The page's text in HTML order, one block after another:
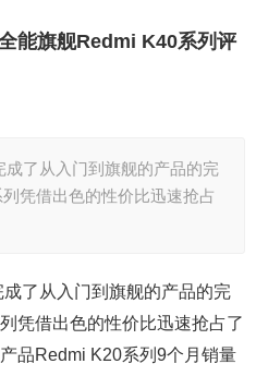
能旗舰Redmi K40系列评
了从入门到旗舰的产品的完
凭借出色的性价比迅速抢占
了从入门到旗舰的产品的完
凭借出色的性价比迅速抢占了
品Redmi K20系列9个月销量